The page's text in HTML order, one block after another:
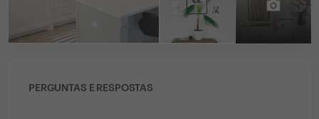
PERGUNTAS E RESPOSTAS